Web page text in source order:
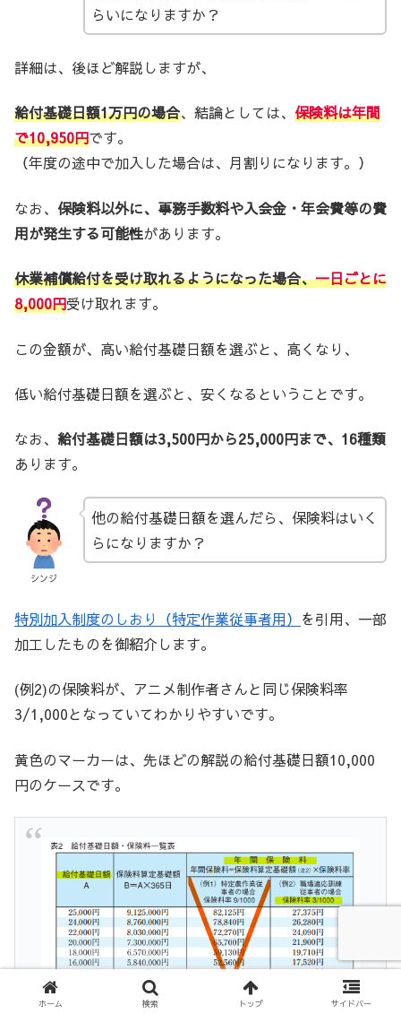
らいになりますか？
詳細は、後ほど解説しますが、
給付基礎日額1万円の場合、結論としては、 保険料は年間
で10,950円です。
（年度の途中で加入した場合は、月割りになります。）
なお、 保険料以外に、事務手数料や入会金・年会費等の費
用が発生する可能性があります。
休業補償給付を受け取れるようになった場合、一日ごとに
8,000円受け取れます。
この金額が、高い給付基礎日額を選ぶと、高くなり、
低い給付基礎日額を選ぶと、安くなるということです。
なお、 給付基礎日額は3,500円から25,000円まで、16種類
あります。
シンジ
他の給付基礎日額を選んだら、保険料はいく
らになりますか？
特別加入制度のしおり（特定作業従事者用） を引用、一部
加工したものを御紹介します。
(例2)の保険料が、アニメ制作者さんと同じ保険料率
3/1,000となっていてわかりやすいです。
黄色のマーカーは、先ほどの解説の給付基礎日額10,000
円のケースです。
ホーム 検索 トップ サイドバー